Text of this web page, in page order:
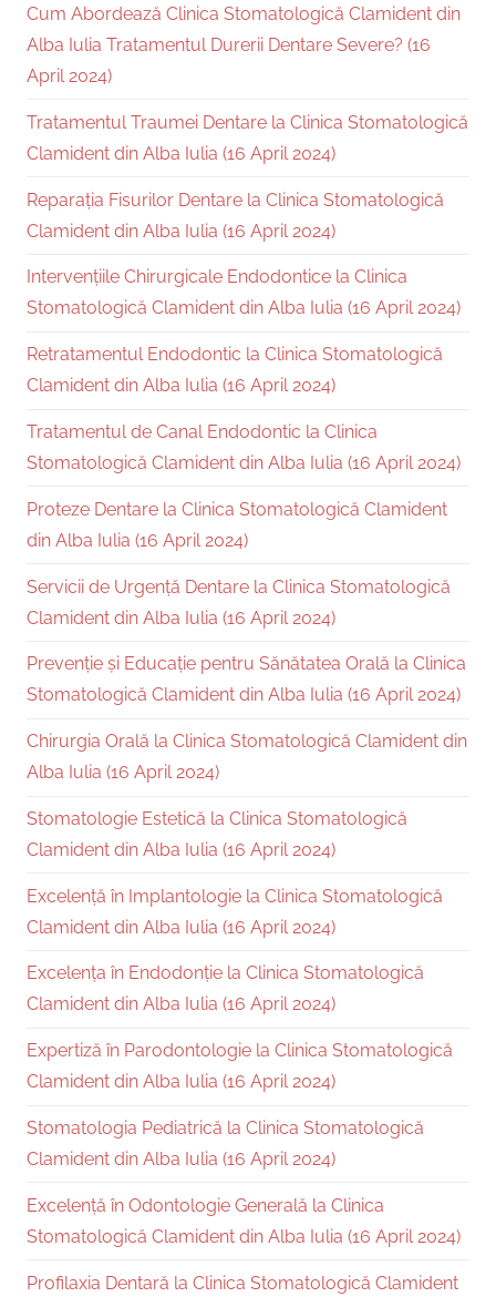
Cum Abordează Clinica Stomatologică Clamident din
Alba Iulia Tratamentul Durerii Dentare Severe? (16
April 2024)
Tratamentul Traumei Dentare la Clinica Stomatologică
Clamident din Alba Iulia (16 April 2024)
Reparația Fisurilor Dentare la Clinica Stomatologică
Clamident din Alba Iulia (16 April 2024)
Intervențiile Chirurgicale Endodontice la Clinica
Stomatologică Clamident din Alba Iulia (16 April 2024)
Retratamentul Endodontic la Clinica Stomatologică
Clamident din Alba Iulia (16 April 2024)
Tratamentul de Canal Endodontic la Clinica
Stomatologică Clamident din Alba Iulia (16 April 2024)
Proteze Dentare la Clinica Stomatologică Clamident
din Alba Iulia (16 April 2024)
Servicii de Urgență Dentare la Clinica Stomatologică
Clamident din Alba Iulia (16 April 2024)
Prevenție și Educație pentru Sănătatea Orală la Clinica
Stomatologică Clamident din Alba Iulia (16 April 2024)
Chirurgia Orală la Clinica Stomatologică Clamident din
Alba Iulia (16 April 2024)
Stomatologie Estetică la Clinica Stomatologică
Clamident din Alba Iulia (16 April 2024)
Excelență în Implantologie la Clinica Stomatologică
Clamident din Alba Iulia (16 April 2024)
Excelența în Endodonție la Clinica Stomatologică
Clamident din Alba Iulia (16 April 2024)
Expertiză în Parodontologie la Clinica Stomatologică
Clamident din Alba Iulia (16 April 2024)
Stomatologia Pediatrică la Clinica Stomatologică
Clamident din Alba Iulia (16 April 2024)
Excelență în Odontologie Generală la Clinica
Stomatologică Clamident din Alba Iulia (16 April 2024)
Profilaxia Dentară la Clinica Stomatologică Clamident